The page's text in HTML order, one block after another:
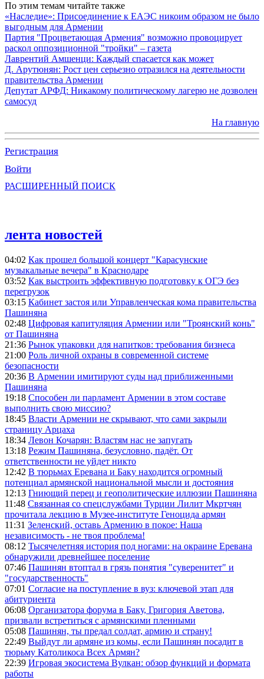
По этим темам читайте также
«Наследие»: Присоединение к ЕАЭС никоим образом не было
выгодным для Армении
Партия "Процветающая Армения" возможно провоцирует
раскол оппозиционной "тройки" – газета
Лаврентий Амшенци: Каждый спасается как может
Д. Арутюнян: Рост цен серьезно отразился на деятельности
правительства Армении
Депутат АРФД: Никакому политическому лагерю не дозволен
самосуд
На главную
Регистрация
Войти
РАСШИРЕННЫЙ ПОИСК
лента новостей
04:02 Как прошел большой концерт "Карасунские
музыкальные вечера" в Краснодаре
03:52 Как выстроить эффективную подготовку к ОГЭ без
перегрузок
03:15 Кабинет застоя или Управленческая кома правительства
Пашиняна
02:48 Цифровая капитуляция Армении или "Троянский конь"
от Пашиняна
21:36 Рынок упаковки для напитков: требования бизнеса
21:00 Роль личной охраны в современной системе
безопасности
20:36 В Армении имитируют суды над приближенными
Пашиняна
19:18 Способен ли парламент Армении в этом составе
выполнить свою миссию?
18:45 Власти Армении не скрывают, что сами закрыли
страницу Арцаха
18:34 Левон Кочарян: Властям нас не запугать
13:18 Режим Пашиняна, безусловно, падёт. От
ответственности не уйдет никто
12:42 В тюрьмах Еревана и Баку находится огромный
потенциал армянской национальной мысли и достояния
12:13 Гниющий перец и геополитические иллюзии Пашиняна
11:48 Связанная со спецслужбами Турции Лилит Мкртчян
прочитала лекцию в Музее-институте Геноцида армян
11:31 Зеленский, оставь Армению в покое: Наша
независимость - не твоя проблема!
08:12 Тысячелетняя история под ногами: на окраине Еревана
обнаружили древнейшее поселение
07:46 Пашинян втоптал в грязь понятия "суверенитет" и
"государственность"
07:01 Согласие на поступление в вуз: ключевой этап для
абитуриента
06:08 Организатора форума в Баку, Григория Аветова,
призвали встретиться с армянскими пленными
05:08 Пашинян, ты предал солдат, армию и страну!
22:49 Выйдут ли армяне из комы, если Пашинян посадит в
тюрьму Католикоса Всех Армян?
22:39 Игровая экосистема Вулкан: обзор функций и формата
работы